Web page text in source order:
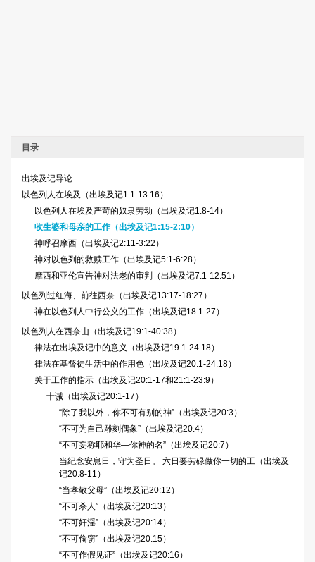
目录
出埃及记导论
以色列人在埃及（出埃及记1:1-13:16）
以色列人在埃及严苛的奴隶劳动（出埃及记1:8-14）
收生婆和母亲的工作（出埃及记1:15-2:10）
神呼召摩西（出埃及记2:11-3:22）
神对以色列的救赎工作（出埃及记5:1-6:28）
摩西和亚伦宣告神对法老的审判（出埃及记7:1-12:51）
以色列过红海、前往西奈（出埃及记13:17-18:27）
神在以色列人中行公义的工作（出埃及记18:1-27）
以色列人在西奈山（出埃及记19:1-40:38）
律法在出埃及记中的意义（出埃及记19:1-24:18）
律法在基督徒生活中的作用色（出埃及记20:1-24:18）
关于工作的指示（出埃及记20:1-17和21:1-23:9）
十诫（出埃及记20:1-17）
“除了我以外，你不可有别的神”（出埃及记20:3）
“不可为自己雕刻偶象”（出埃及记20:4）
“不可妄称耶和华―你神的名”（出埃及记20:7）
当纪念安息日，守为圣日。 六日要劳碌做你一切的工（出埃及
记20:8-11）
“当孝敬父母”（出埃及记20:12）
“不可杀人”（出埃及记20:13）
“不可奸淫”（出埃及记20:14）
“不可偷窃”（出埃及记20:15）
“不可作假见证”（出埃及记20:16）